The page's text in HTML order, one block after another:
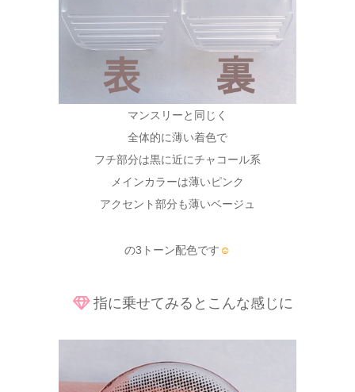
マンスリーと同じく
全体的に薄い着色で
フチ部分は黒に近にチャコール系
メインカラーは薄いピンク
アクセント部分も薄いベージュ
の3トーン配色です ☺
指に乗せてみるとこんな感じに